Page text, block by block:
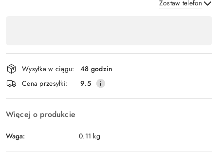
Zostaw telefon
płatność
i
dostawa
Wysyłka w ciągu:
48 godzin
Cena przesyłki:
9.5
Więcej o produkcie
Waga: 0.11 kg